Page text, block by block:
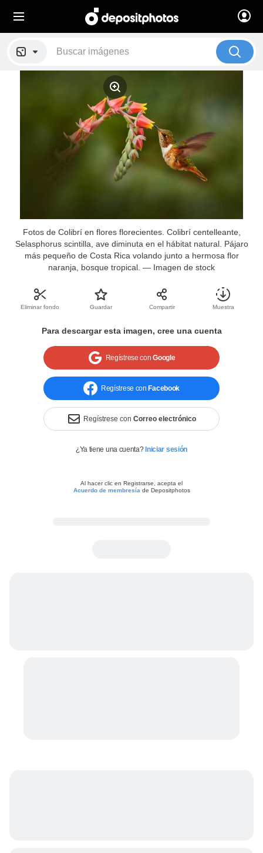
Fotos de Colibrí en flores florecientes. Colibrí centelleante,
Selasphorus scintilla, ave diminuta en el hábitat natural. Pájaro
más pequeño de Costa Rica volando junto a hermosa flor
naranja, bosque tropical. — Imagen de stock
Eliminar fondo Guardar Compartir Muestra
Para descargar esta imagen, cree una cuenta
Regístrese conGoogle
Regístrese con Facebook
Regístrese con Correo electrónico
¿Ya tiene una cuenta? Iniciar sesión
Al hacer clic en Registrarse, acepta el
Acuerdo de membresía de Depositphotos